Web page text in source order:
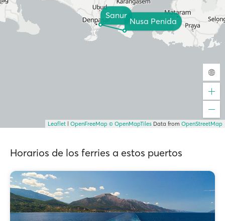
Sanur
Nusa Penida
Leaflet OpenFreeMap © OpenMapTiles Data from OpenStreetMap
Horarios de los ferries a estos puertos